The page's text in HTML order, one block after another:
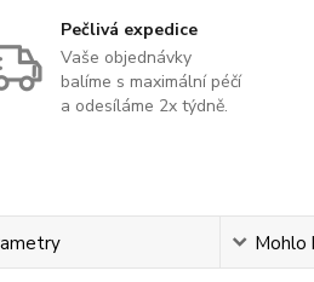
Pečlivá expedice
Vaše objednávky
balíme s maximální péčí
a odesíláme 2x týdně.
Mohlo